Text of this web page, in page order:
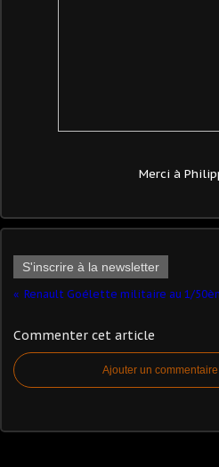
Merci à
S'inscrire à la newsletter
Renault Goélette militaire au 1/
Commenter cet article
Ajouter un commentaire